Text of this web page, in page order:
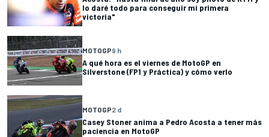
lo daré todo para conseguir mi primera
victoria"
MOTOGP9 h
A qué hora es el viernes de MotoGP en
Silverstone (FP1 y Práctica) y cómo verlo
MOTOGP2 d
Casey Stoner anima a Pedro Acosta a tener más
paciencia en MotoGP